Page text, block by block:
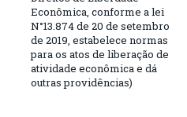
Econômica, conforme a lei
N°13.874 de 20 de setembro
de 2019, estabelece normas
para os atos de liberação de
atividade econômica e dá
outras providências)